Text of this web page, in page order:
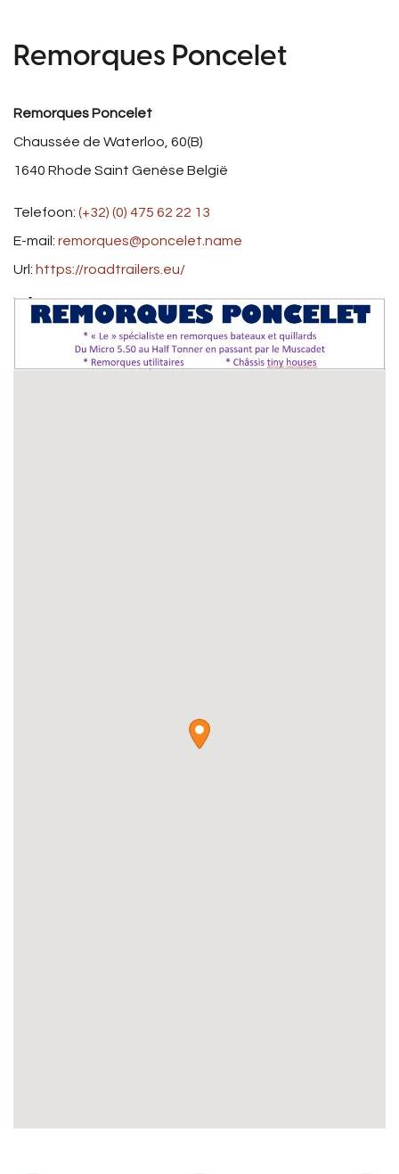
Remorques Poncelet
Remorques Poncelet
Chaussée de Waterloo, 60(B)
1640 Rhode Saint Genèse België
Telefoon: (+32) (0) 475 62 22 13
E-mail: remorques@poncelet.name
Url: https://roadtrailers.eu/